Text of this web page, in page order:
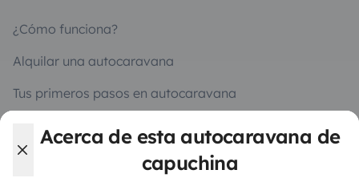
Acerca de esta autocaravana de
capuchina
¿Cómo funciona?
Alquilar una autocaravana
Tus primeros pasos en autocaravana
Las opiniones de nuestros usuarios
Ayuda viajero